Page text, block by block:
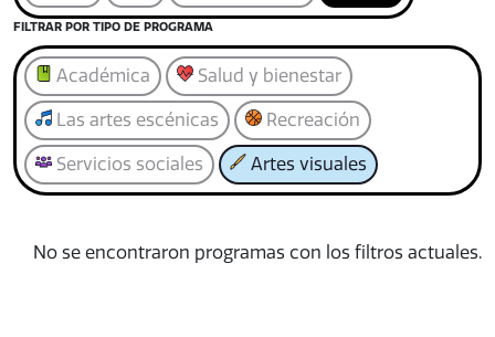
FILTRAR POR TIPO DE PROGRAMA
Académica Salud y bienestar
Las artes escénicas Recreación
Servicios sociales Artes visuales
No se encontraron programas con los filtros actuales.